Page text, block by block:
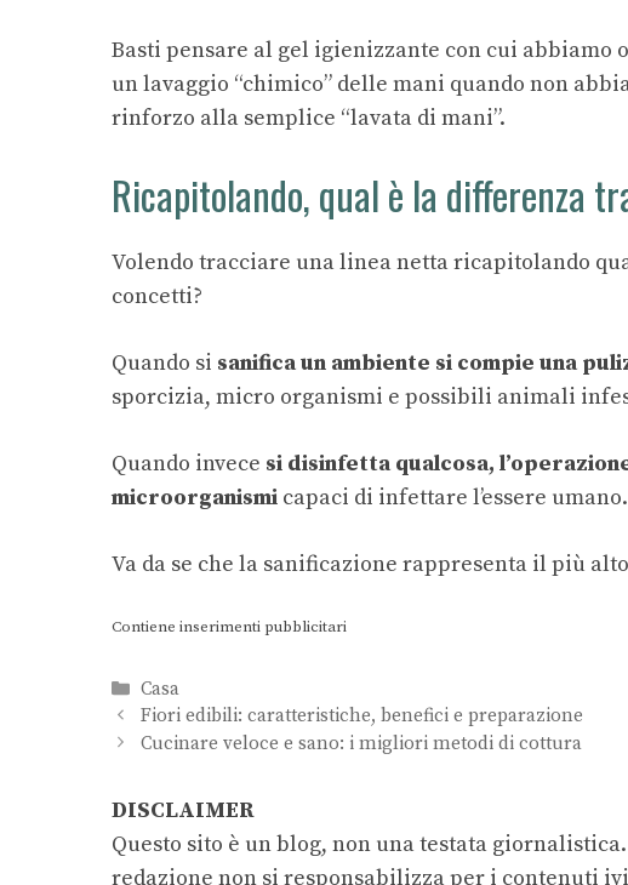
Basti pensare al gel igienizzante con cui
un lavaggio “chimico” delle mani quando non
rinforzo alla semplice “lavata di mani”.
Ricapitolando, qual è la differenza
Volendo tracciare una linea netta ricapitolando
concetti?
Quando si sanifica un ambiente si compie una
sporcizia, micro organismi e possibili animali
Quando invece si disinfetta qualcosa,
microorganismi capaci di infettare l’essere umano.
Va da se che la sanificazione rappresenta il più
Contiene inserimenti pubblicitari
Categorie
Casa
Fiori edibili: caratteristiche, benefici e preparazione
Cucinare veloce e sano: i migliori metodi di cottura
DISCLAIMER
Questo sito è un blog, non una testata
redazione non si responsabilizza per i contenuti ivi